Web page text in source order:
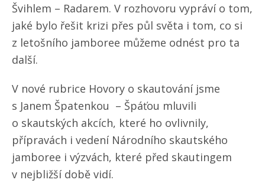
Švihlem – Radarem. V rozhovoru vypráví o tom,
jaké bylo řešit krizi přes půl světa i tom, co si
z letošního jamboree můžeme odnést pro ta
další.
V nové rubrice Hovory o skautování jsme
s Janem Špatenkou – Špáťou mluvili
o skautských akcích, které ho ovlivnily,
přípravách i vedení Národního skautského
jamboree i výzvách, které před skautingem
v nejbližší době vidí.